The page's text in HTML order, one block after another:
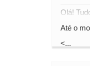
Olá!
Até o
<...